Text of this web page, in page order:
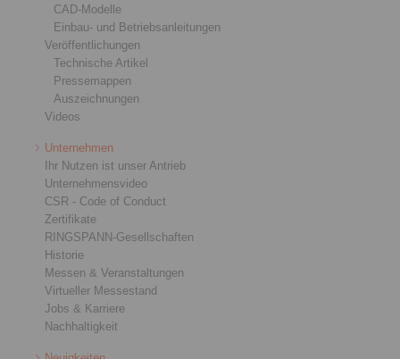
CAD-Modelle
Einbau- und Betriebsanleitungen
Veröffentlichungen
Technische Artikel
Pressemappen
Auszeichnungen
Videos
Unternehmen
Ihr Nutzen ist unser Antrieb
Unternehmensvideo
CSR - Code of Conduct
Zertifikate
RINGSPANN-Gesellschaften
Historie
Messen & Veranstaltungen
Virtueller Messestand
Jobs & Karriere
Nachhaltigkeit